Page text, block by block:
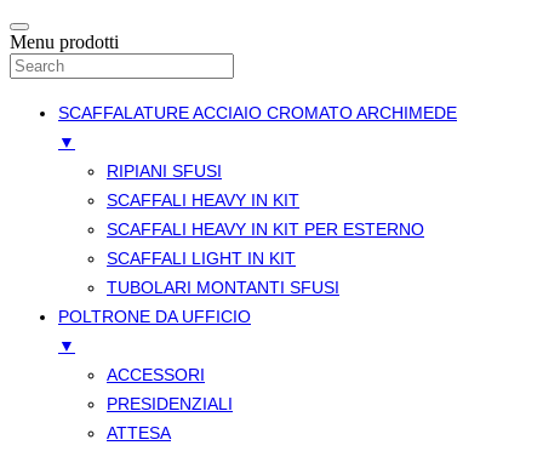
Menu prodotti
SCAFFALATURE ACCIAIO CROMATO ARCHIMEDE
▼
RIPIANI SFUSI
SCAFFALI HEAVY IN KIT
SCAFFALI HEAVY IN KIT PER ESTERNO
SCAFFALI LIGHT IN KIT
TUBOLARI MONTANTI SFUSI
POLTRONE DA UFFICIO
▼
ACCESSORI
PRESIDENZIALI
ATTESA